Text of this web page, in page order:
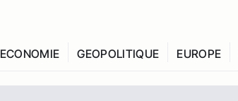
ECONOMIE GEOPOLITIQUE EUROPE